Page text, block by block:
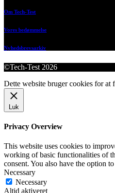
Om Tech-Test
Vores bedømmelse
Nyhedsbrevsarkiv
©Tech-Test 2026
Dette website bruger cookies for at
Luk
Privacy Overview
This website uses cookies to
working of basic functionalities of
consent. You also have the option
Necessary
Necessary
Altid aktiveret